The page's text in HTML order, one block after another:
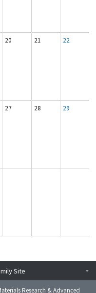
20 21 22
27 28 29
Site
Research & Advanced